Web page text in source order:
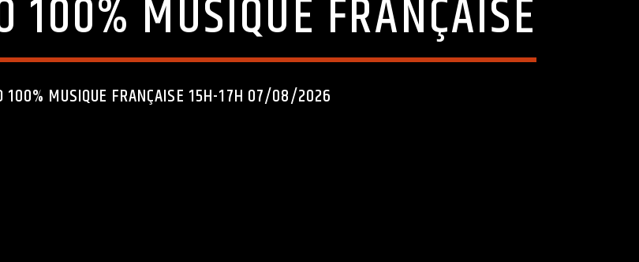
100% MUSIQUE FRANÇAISE
100% MUSIQUE FRANÇAISE 15H-17H 07/08/2026